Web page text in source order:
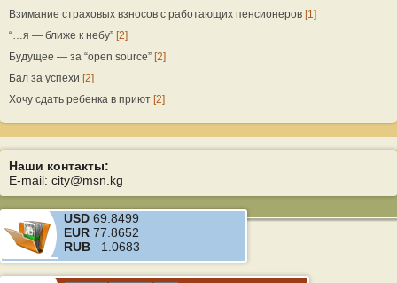
Взимание страховых взносов с работающих пенсионеров [1]
“…я — ближе к небу” [2]
Будущее — за “open source” [2]
Бал за успехи [2]
Хочу сдать ребенка в приют [2]
Наши контакты:
E-mail: city@msn.kg
USD 69.8499
EUR 77.8652
RUB 1.0683